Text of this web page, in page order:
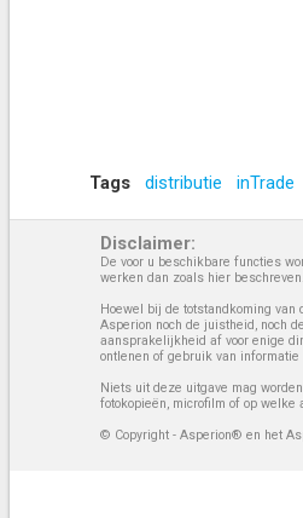
Tags distributie inTrade
Disclaimer:
De voor u beschikbare functies
werken dan zoals hier beschreven.
Hoewel bij de totstandkoming
Asperion noch de juistheid, noch
aansprakelijkheid af voor enige
ontlenen of gebruik van
Niets uit deze uitgave mag
fotokopieën, microfilm of op
© Copyright - Asperion® en het